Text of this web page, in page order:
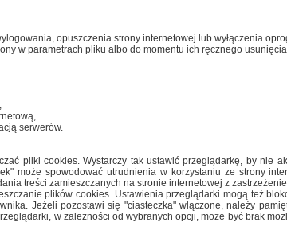
opuszczenia strony internetowej lub wyłączenia
w parametrach pliku albo do momentu ich ręcznego
serwerów.
pliki cookies. Wystarczy tak ustawić przeglądarkę, by nie
może spowodować utrudnienia w korzystaniu ze strony
treści zamieszczanych na stronie internetowej z
plików cookies. Ustawienia przeglądarki mogą też
Jeżeli pozostawi się "ciasteczka" włączone, należy
w zależności od wybranych opcji, może być brak